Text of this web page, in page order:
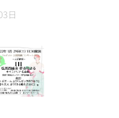
日